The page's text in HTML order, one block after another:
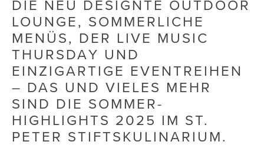
CUBE
Die Dudlerei
Dominic Marcus Singer
Dominique Scharax – Move Mind Breath
Dr. Albert Fuchs
Élan Flow
DIE NEU DESIGNTE OUTDOOR
LOUNGE, SOMMERLICHE
MENÜS, DER LIVE MUSIC
THURSDAY UND
EINZIGARTIGE EVENTREIHEN
– DAS UND VIELES MEHR
SIND DIE SOMMER-
HIGHLIGHTS 2025 IM ST.
PETER STIFTSKULINARIUM.